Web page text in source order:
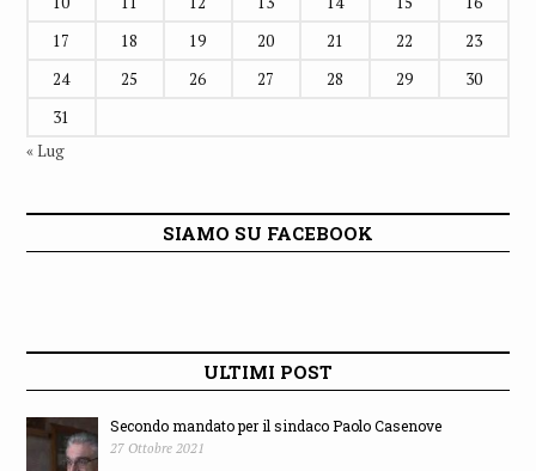
17
18 19 20 21 22
23
24
25 26 27 28 29
30
31
« Lug
SIAMO SU FACEBOOK
ULTIMI POST
Secondo mandato per il sindaco Paolo Casenove
27 Ottobre 2021